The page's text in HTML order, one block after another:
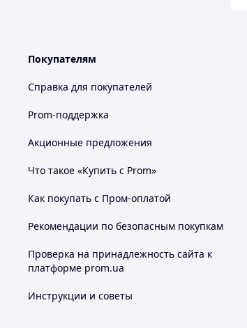
Покупателям
Справка для покупателей
Prom-поддержка
Акционные предложения
Что такое «Купить с Prom»
Как покупать с Пром-оплатой
Рекомендации по безопасным покупкам
Проверка на принадлежность сайта к
платформе prom.ua
Инструкции и советы